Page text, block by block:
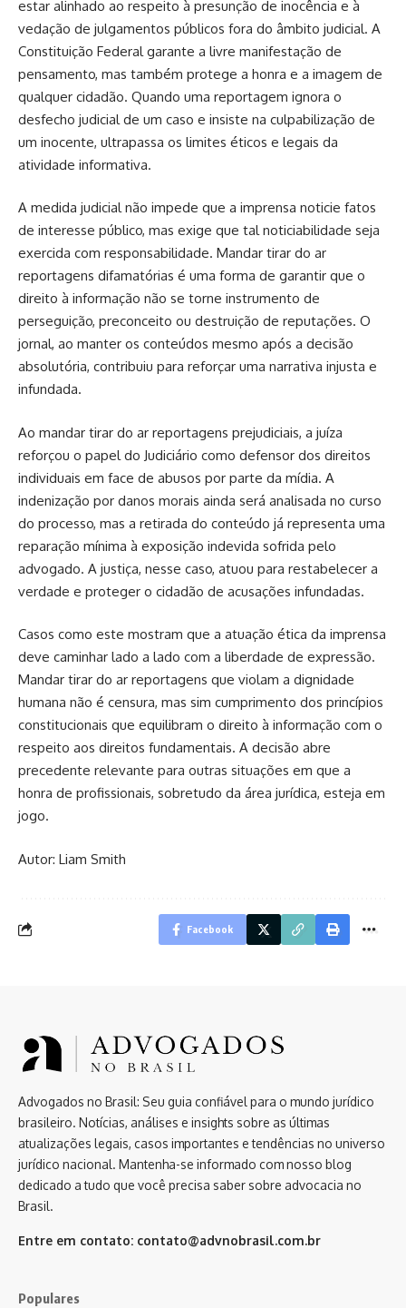
estar alinhado ao respeito à presunção de inocência e à
vedação de julgamentos públicos fora do âmbito judicial. A
Constituição Federal garante a livre manifestação de
pensamento, mas também protege a honra e a imagem de
qualquer cidadão. Quando uma reportagem ignora o
desfecho judicial de um caso e insiste na culpabilização de
um inocente, ultrapassa os limites éticos e legais da
atividade informativa.
A medida judicial não impede que a imprensa noticie fatos
de interesse público, mas exige que tal noticiabilidade seja
exercida com responsabilidade. Mandar tirar do ar
reportagens difamatórias é uma forma de garantir que o
direito à informação não se torne instrumento de
perseguição, preconceito ou destruição de reputações. O
jornal, ao manter os conteúdos mesmo após a decisão
absolutória, contribuiu para reforçar uma narrativa injusta e
infundada.
Ao mandar tirar do ar reportagens prejudiciais, a juíza
reforçou o papel do Judiciário como defensor dos direitos
individuais em face de abusos por parte da mídia. A
indenização por danos morais ainda será analisada no curso
do processo, mas a retirada do conteúdo já representa uma
reparação mínima à exposição indevida sofrida pelo
advogado. A justiça, nesse caso, atuou para restabelecer a
verdade e proteger o cidadão de acusações infundadas.
Casos como este mostram que a atuação ética da imprensa
deve caminhar lado a lado com a liberdade de expressão.
Mandar tirar do ar reportagens que violam a dignidade
humana não é censura, mas sim cumprimento dos princípios
constitucionais que equilibram o direito à informação com o
respeito aos direitos fundamentais. A decisão abre
precedente relevante para outras situações em que a
honra de profissionais, sobretudo da área jurídica, esteja em
jogo.
Autor: Liam Smith
Facebook
Advogados no Brasil: Seu guia confiável para o mundo jurídico
brasileiro. Notícias, análises e insights sobre as últimas
atualizações legais, casos importantes e tendências no universo
jurídico nacional. Mantenha-se informado com nosso blog
dedicado a tudo que você precisa saber sobre advocacia no
Brasil.
Entre em contato: contato@advnobrasil.com.br
Populares